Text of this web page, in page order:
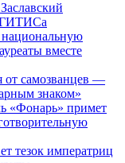
ГИТИСа
вместе
от самозванцев —
знаком»
«Фонарь» примет
тезок императриц